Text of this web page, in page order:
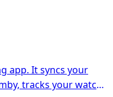
app. It syncs your
tracks your watch